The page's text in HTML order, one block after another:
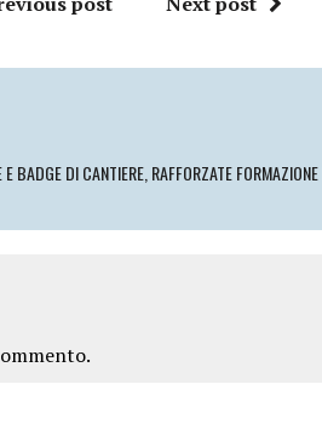
BADGE DI CANTIERE, RAFFORZATE